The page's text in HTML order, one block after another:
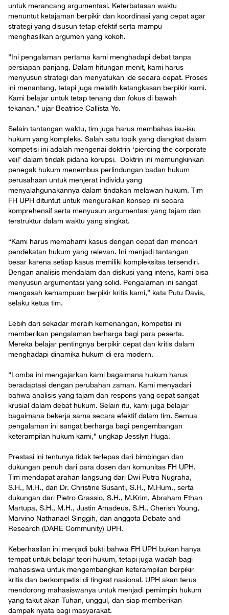
untuk merancang argumentasi. Keterbatasan waktu
menuntut ketajaman berpikir dan koordinasi yang cepat agar
strategi yang disusun tetap efektif serta mampu
menghasilkan argumen yang kokoh.
“Ini pengalaman pertama kami menghadapi debat tanpa
persiapan panjang. Dalam hitungan menit, kami harus
menyusun strategi dan menyatukan ide secara cepat. Proses
ini menantang, tetapi juga melatih ketangkasan berpikir kami.
Kami belajar untuk tetap tenang dan fokus di bawah
tekanan,” ujar Beatrice Callista Yo.
Selain tantangan waktu, tim juga harus membahas isu-isu
hukum yang kompleks. Salah satu topik yang diangkat dalam
kompetisi ini adalah mengenai doktrin ‘piercing the corporate
veil’ dalam tindak pidana korupsi. Doktrin ini memungkinkan
penegak hukum menembus perlindungan badan hukum
perusahaan untuk menjerat individu yang
menyalahgunakannya dalam tindakan melawan hukum. Tim
FH UPH dituntut untuk menguraikan konsep ini secara
komprehensif serta menyusun argumentasi yang tajam dan
terstruktur dalam waktu yang singkat.
“Kami harus memahami kasus dengan cepat dan mencari
pendekatan hukum yang relevan. Ini menjadi tantangan
besar karena setiap kasus memiliki kompleksitas tersendiri.
Dengan analisis mendalam dan diskusi yang intens, kami bisa
menyusun argumentasi yang solid. Pengalaman ini sangat
mengasah kemampuan berpikir kritis kami,” kata Putu Davis,
selaku ketua tim.
Lebih dari sekadar meraih kemenangan, kompetisi ini
memberikan pengalaman berharga bagi para peserta.
Mereka belajar pentingnya berpikir cepat dan kritis dalam
menghadapi dinamika hukum di era modern.
“Lomba ini mengajarkan kami bagaimana hukum harus
beradaptasi dengan perubahan zaman. Kami menyadari
bahwa analisis yang tajam dan respons yang cepat sangat
krusial dalam debat hukum. Selain itu, kami juga belajar
bagaimana bekerja sama secara efektif dalam tim. Semua
pengalaman ini sangat berharga bagi pengembangan
keterampilan hukum kami,” ungkap Jesslyn Huga.
Prestasi ini tentunya tidak terlepas dari bimbingan dan
dukungan penuh dari para dosen dan komunitas FH UPH.
Tim mendapat arahan langsung dari Dwi Putra Nugraha,
S.H., M.H., dan Dr. Christine Susanti, S.H., M.Hum., serta
dukungan dari Pietro Grassio, S.H., M.Krim, Abraham Ethan
Martupa, S.H., M.H., Justin Amadeus, S.H., Cherish Young,
Marvino Nathanael Singgih, dan anggota Debate and
Research (DARE Community) UPH.
Keberhasilan ini menjadi bukti bahwa FH UPH bukan hanya
tempat untuk belajar teori hukum, tetapi juga wadah bagi
mahasiswa untuk mengembangkan keterampilan berpikir
kritis dan berkompetisi di tingkat nasional. UPH akan terus
mendorong mahasiswanya untuk menjadi pemimpin hukum
yang takut akan Tuhan, unggul, dan siap memberikan
dampak nyata bagi masyarakat.